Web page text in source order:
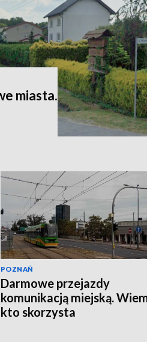
miasta.
POZNAŃ
Darmowe przejazdy
komunikacją miejską.
kto skorzysta